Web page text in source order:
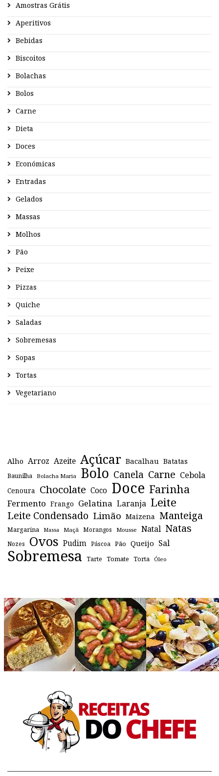
Amostras Grátis
Aperitivos
Bebidas
Biscoitos
Bolachas
Bolos
Carne
Dieta
Doces
Económicas
Entradas
Gelados
Massas
Molhos
Pão
Peixe
Pizzas
Quiche
Saladas
Sobremesas
Sopas
Tortas
Vegetariano
Alho Arroz Azeite Açúcar Bacalhau Batatas
Baunilha Bolacha Maria Bolo Canela Carne Cebola
Cenoura Chocolate Coco Doce Farinha
Fermento Frango Gelatina Laranja Leite
Leite Condensado Limão Maizena Manteiga
Margarina Massa Maçã Morangos Mousse Natal Natas
Nozes Ovos Pudim Páscoa Pão Queijo Sal
Sobremesa Tarte Tomate Torta Óleo